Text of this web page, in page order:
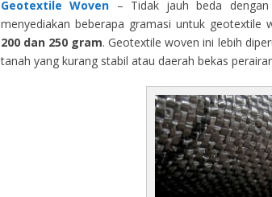
Geotextile Woven – Tidak jauh beda
menyediakan beberapa gramasi untuk geotextile
200 dan 250 gram. Geotextile woven ini lebih
tanah yang kurang stabil atau daerah bekas